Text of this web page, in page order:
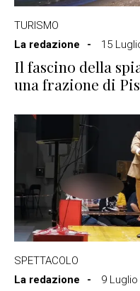
TURISMO
La redazione
15
Il fascino della
una frazione di
SPETTACOLO
La redazione
9